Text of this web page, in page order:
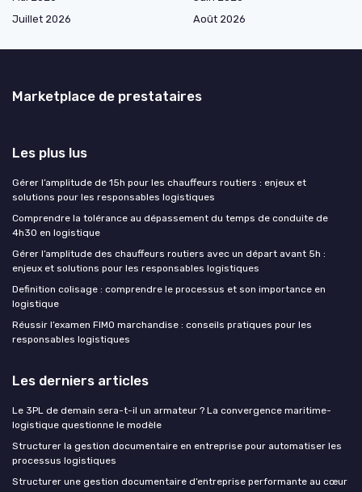
Juillet 2026
Août 2026
Marketplace de prestataires
Les plus lus
Gérer l’amplitude de 15h pour les chauffeurs routiers : enjeux et
solutions pour les responsables logistiques
Comprendre la tolérance au dépassement du temps de conduite de
4h30 en logistique
Gérer l’amplitude des chauffeurs routiers avec un départ avant 5h :
enjeux et solutions pour les responsables logistiques
Definition colisage : comprendre le processus et son importance en
logistique
Réussir l’examen FIMO marchandise : conseils pratiques pour les
responsables logistiques
Les derniers articles
Le 3PL de demain sera-t-il un armateur ? La convergence maritime-
logistique questionne le modèle
Structurer la gestion documentaire en entreprise pour automatiser les
processus logistiques
Structurer une gestion documentaire d’entreprise performante au cœur